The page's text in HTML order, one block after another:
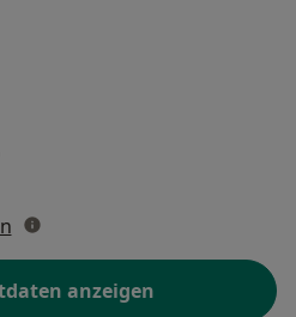
Spezialisierungen
anzeigen